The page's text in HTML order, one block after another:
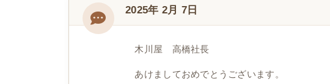
2025年 2月 7日
木川屋 高橋社長
あけましておめでとうございます。